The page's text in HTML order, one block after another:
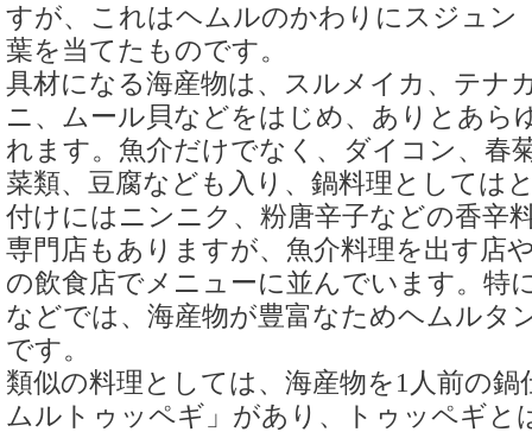
すが、これはヘムルのかわりにスジュン
葉を当てたものです。
具材になる海産物は、スルメイカ、テナ
ニ、ムール貝などをはじめ、ありとあら
れます。魚介だけでなく、ダイコン、春
菜類、豆腐なども入り、鍋料理としては
付けにはニンニク、粉唐辛子などの香辛
専門店もありますが、魚介料理を出す店
の飲食店でメニューに並んでいます。特
などでは、海産物が豊富なためヘムルタ
です。
類似の料理としては、海産物を1人前の
ムルトゥッペギ」があり、トゥッペギと